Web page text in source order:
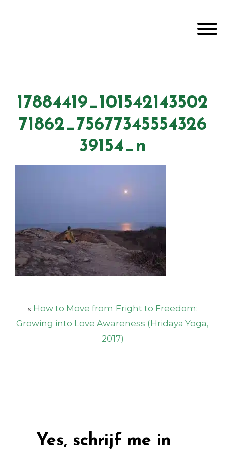
17884419_101542143502
71862_75677345554326
39154_n
« How to Move from Fright to Freedom:
Growing into Love Awareness (Hridaya Yoga,
2017)
Yes, schrijf me in